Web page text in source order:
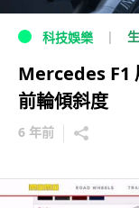
科技娛樂
Mercedes F1
前輪傾斜度
6 年前